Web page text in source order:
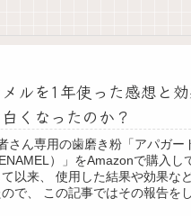
ルを1年使った感想と効
くなったのか？
さん専用の歯磨き粉「アパガー
）」をAmazonで購入し
以来、 使用した結果や効果な
で、 この記事ではその報告を